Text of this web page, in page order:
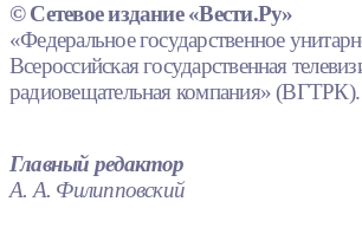
© Сетевое издание «Вести.Ру»
«Федеральное государственное
Всероссийская государственная
радиовещательная компания» (ВГТРК).
Главный редактор
А. А. Филипповский